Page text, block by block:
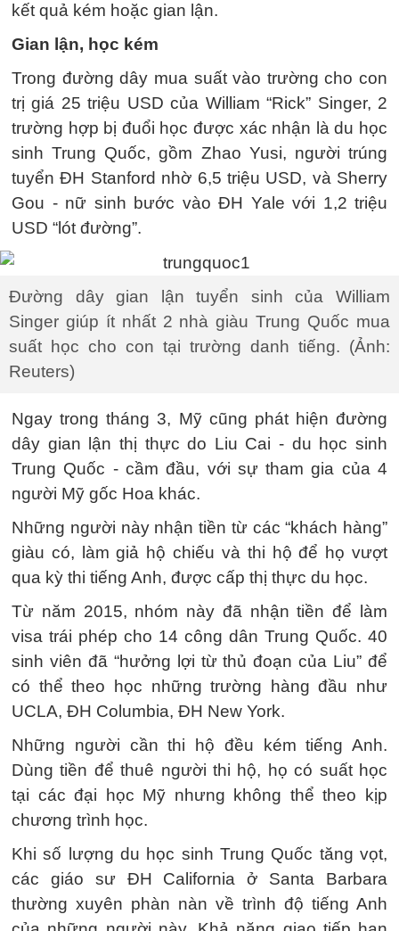
kết quả kém hoặc gian lận.
Gian lận, học kém
Trong đường dây mua suất vào trường cho con
trị giá 25 triệu USD của William “Rick” Singer, 2
trường hợp bị đuổi học được xác nhận là du học
sinh Trung Quốc, gồm Zhao Yusi, người trúng
tuyển ĐH Stanford nhờ 6,5 triệu USD, và Sherry
Gou - nữ sinh bước vào ĐH Yale với 1,2 triệu
USD “lót đường”.
Đường dây gian lận tuyển sinh của William
Singer giúp ít nhất 2 nhà giàu Trung Quốc mua
suất học cho con tại trường danh tiếng. (Ảnh:
Reuters)
Ngay trong tháng 3, Mỹ cũng phát hiện đường
dây gian lận thị thực do Liu Cai - du học sinh
Trung Quốc - cầm đầu, với sự tham gia của 4
người Mỹ gốc Hoa khác.
Những người này nhận tiền từ các “khách hàng”
giàu có, làm giả hộ chiếu và thi hộ để họ vượt
qua kỳ thi tiếng Anh, được cấp thị thực du học.
Từ năm 2015, nhóm này đã nhận tiền để làm
visa trái phép cho 14 công dân Trung Quốc. 40
sinh viên đã “hưởng lợi từ thủ đoạn của Liu” để
có thể theo học những trường hàng đầu như
UCLA, ĐH Columbia, ĐH New York.
Những người cần thi hộ đều kém tiếng Anh.
Dùng tiền để thuê người thi hộ, họ có suất học
tại các đại học Mỹ nhưng không thể theo kịp
chương trình học.
Khi số lượng du học sinh Trung Quốc tăng vọt,
các giáo sư ĐH California ở Santa Barbara
thường xuyên phàn nàn về trình độ tiếng Anh